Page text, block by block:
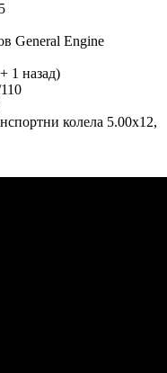
General Engine
1 назад)
колела 5.00x12,